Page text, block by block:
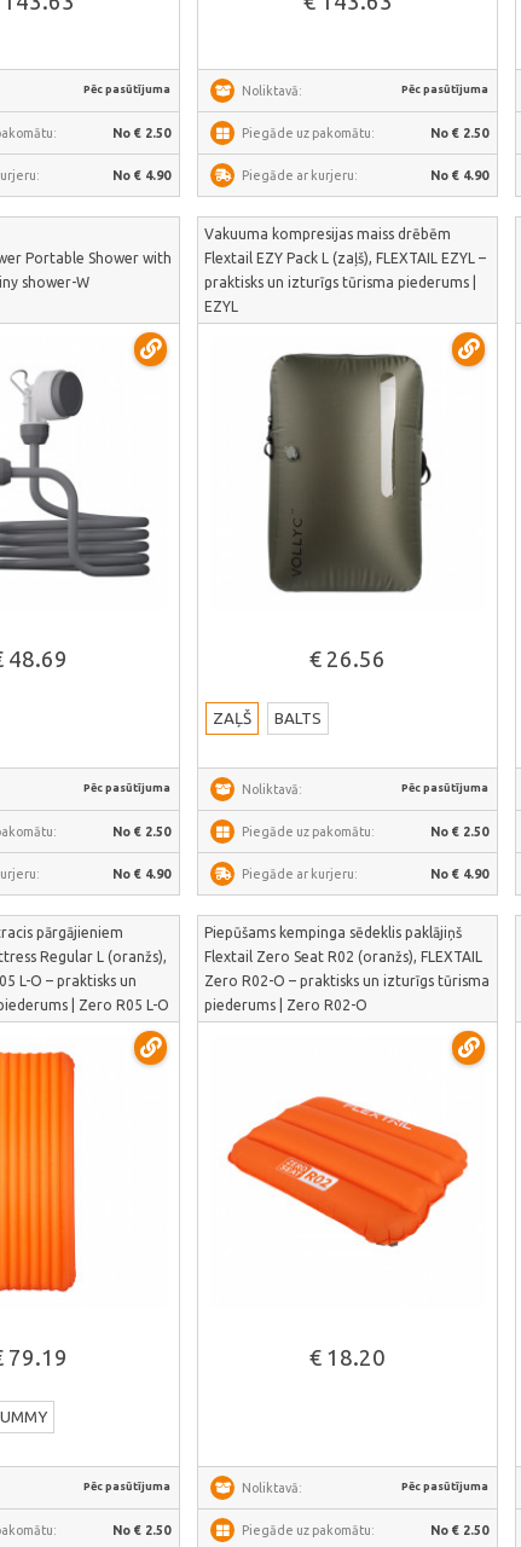
Pēc pasūtījuma
No € 2.50
No € 4.90
Noliktavā: Pēc pasūtījuma
Piegāde uz pakomātu: No € 2.50
Piegāde ar kurjeru: No € 4.90
Portable Shower with
shower-W
48.69
Pēc pasūtījuma
No € 2.50
No € 4.90
Vakuuma kompresijas maiss drēbēm
Flextail EZY Pack L (zaļš), FLEXTAIL EZYL –
praktisks un izturīgs tūrisma piederums |
EZYL
€ 26.56
ZAĻŠ BALTS
Noliktavā: Pēc pasūtījuma
Piegāde uz pakomātu: No € 2.50
Piegāde ar kurjeru: No € 4.90
pārgājieniem
Regular L (oranžs),
L-O – praktisks un
| Zero R05 L-O
79.19
Pēc pasūtījuma
No € 2.50
Piepūšams kempinga sēdeklis paklājiņš
Flextail Zero Seat R02 (oranžs), FLEXTAIL
Zero R02-O – praktisks un izturīgs tūrisma
piederums | Zero R02-O
€ 18.20
Noliktavā: Pēc pasūtījuma
Piegāde uz pakomātu: No € 2.50